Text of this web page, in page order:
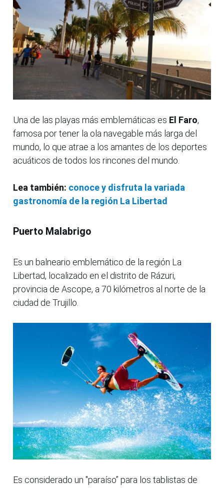
Una de las playas más emblemáticas es El Faro,
famosa por tener la ola navegable más larga del
mundo, lo que atrae a los amantes de los deportes
acuáticos de todos los rincones del mundo.
Lea también: conoce y disfruta la variada
gastronomía de la región La Libertad
Puerto Malabrigo
Es un balneario emblemático de la región La
Libertad, localizado en el distrito de Rázuri,
provincia de Ascope, a 70 kilómetros al norte de la
ciudad de Trujillo.
Es considerado un "paraíso” para los tablistas de